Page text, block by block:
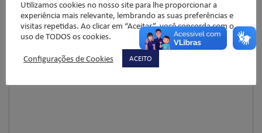
Deixe um comentário
O seu endereço de e-mail não será publicado.Campos
obrigatórios são marcados com
Comentário*
Utilizamos cookies no nosso site para lhe proporcionar a
experiência mais relevante, lembrando as suas preferências e
visitas repetidas. Ao clicar em “Aceitar”, você concorda com o
uso de TODOS os cookies.
Configurações de Cookies
ACEITO